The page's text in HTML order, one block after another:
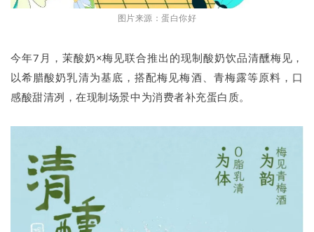
图片来源：蛋白你好
今年7月，茉酸奶×梅见联合推出的现制酸奶饮品清醺梅见，
以希腊酸奶乳清为基底，搭配梅见梅酒、青梅露等原料，口
感酸甜清冽，在现制场景中为消费者补充蛋白质。